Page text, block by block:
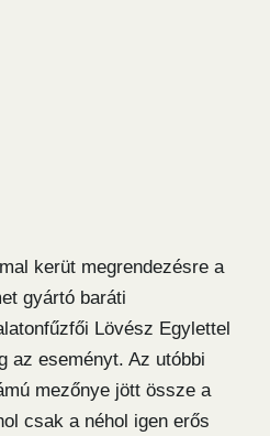
kerüt megrendezésre a
gyártó baráti
Lövész Egylettel
az eseményt. Az utóbbi
mezőnye jött össze a
csak a néhol igen erős